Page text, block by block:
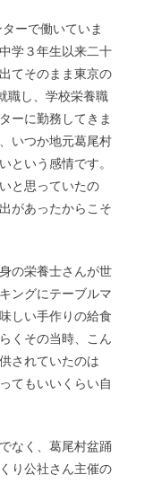
ーで働いていま
学３年生以来二十
てそのまま東京の
職し、学校栄養職
ーに勤務してきま
いつか地元葛尾村
という感情です。
と思っていたの
があったからこそ
の栄養士さんが世
ングにテーブルマ
しい手作りの給食
くその当時、こん
されていたのは
てもいいくらい自
なく、葛尾村盆踊
り公社さん主催の